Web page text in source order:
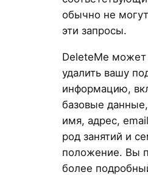
обычно не
эти запросы.
DeleteMe
удалить вашу
информацию,
базовые
имя, адрес,
род занятий и
положение. Вы
более